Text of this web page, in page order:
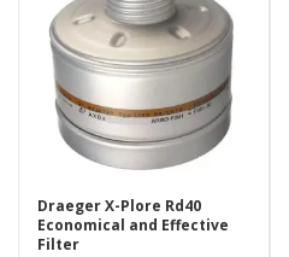
Draeger X-Plore Rd40
Economical and Effective
Filter